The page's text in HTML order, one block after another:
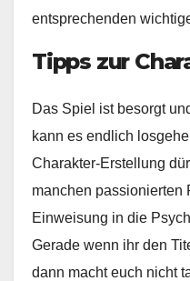
entsprechenden
Tipps zur
Das Spiel ist besorgt
kann es endlich
Charakter-Erstellung
manchen passionierten
Einweisung in die
Gerade wenn ihr den
dann macht euch nicht